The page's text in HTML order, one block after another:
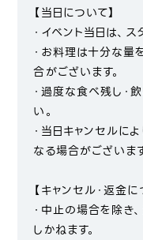
【当日について】
・イベント当日は、
・お料理は十分な量
合がございます。
・過度な食べ残し・
い。
・当日キャンセルに
なる場合がございま
【キャンセル・返金に
・中止の場合を除き
しかねます。